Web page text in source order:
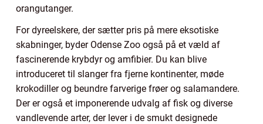
orangutanger.
For dyreelskere, der sætter pris på mere eksotiske
skabninger, byder Odense Zoo også på et væld af
fascinerende krybdyr og amfibier. Du kan blive
introduceret til slanger fra fjerne kontinenter, møde
krokodiller og beundre farverige frøer og salamandere.
Der er også et imponerende udvalg af fisk og diverse
vandlevende arter, der lever i de smukt designede